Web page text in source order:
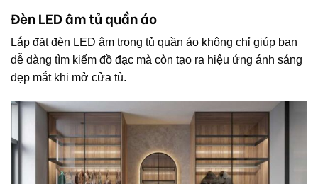
Đèn LED âm tủ quần áo
Lắp đặt đèn LED âm trong tủ quần áo không chỉ giúp bạn
dễ dàng tìm kiếm đồ đạc mà còn tạo ra hiệu ứng ánh sáng
đẹp mắt khi mở cửa tủ.